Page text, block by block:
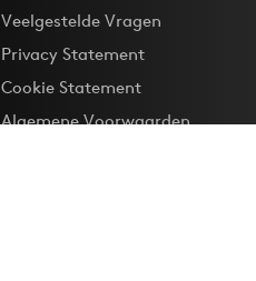
Veelgestelde Vragen
Privacy Statement
Cookie Statement
Algemene Voorwaarden